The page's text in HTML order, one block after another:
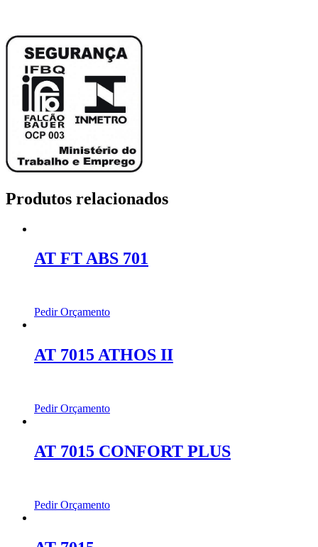
Produtos relacionados
AT FT ABS 701
Pedir Orçamento
AT 7015 ATHOS II
Pedir Orçamento
AT 7015 CONFORT PLUS
Pedir Orçamento